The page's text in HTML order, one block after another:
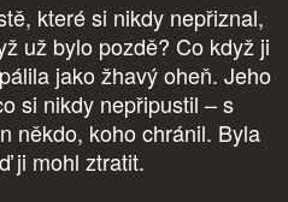
které si nikdy nepřiznal,
už bylo pozdě? Co když ji
jako žhavý oheň. Jeho
si nikdy nepřipustil – s
někdo, koho chránil. Byla
ji mohl ztratit.